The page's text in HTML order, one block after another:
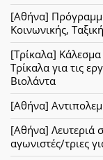
[Αθήνα]
Κοινωνικής,
[Τρίκαλα]
Τρίκαλα για τις
Βιολάντα
[Αθήνα]
[Αθήνα] Λευτεριά
αγωνιστές/τριες